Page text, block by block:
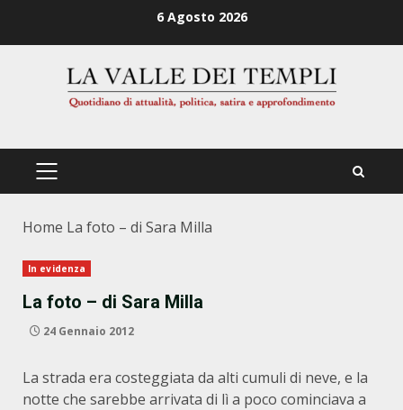
6 Agosto 2026
PRIMÄRES
Home La foto – di Sara Milla
In evidenza
La foto – di Sara Milla
24 Gennaio 2012
La strada era costeggiata da alti cumuli di neve, e la
notte che sarebbe arrivata di lì a poco cominciava a